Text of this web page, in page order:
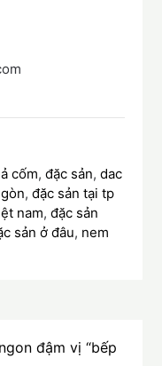
cốm,đặc sản,dac
,đặc sản tại tp
nam,đặc sản
sản ở đâu, nem
đậm vị “bếp